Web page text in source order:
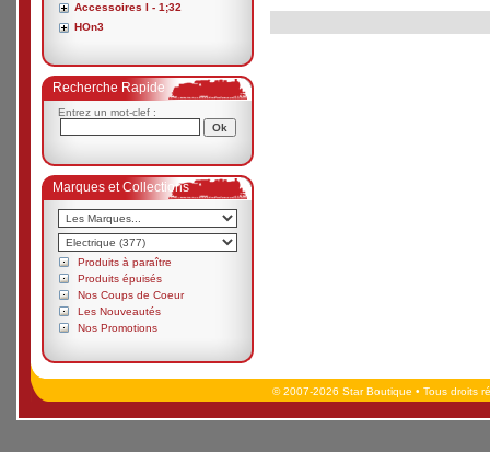
Accessoires I - 1;32
HOn3
Recherche Rapide
Entrez un mot-clef :
Marques et Collections
Produits à paraître
Produits épuisés
Nos Coups de Coeur
Les Nouveautés
Nos Promotions
© 2007-2026 Star Boutique • Tous droits